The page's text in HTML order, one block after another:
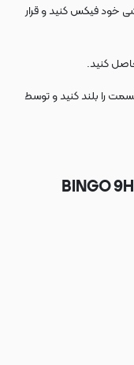
خود فیکس کنید و قرار
کنید.
را بلند کنید و توسط
BINGO